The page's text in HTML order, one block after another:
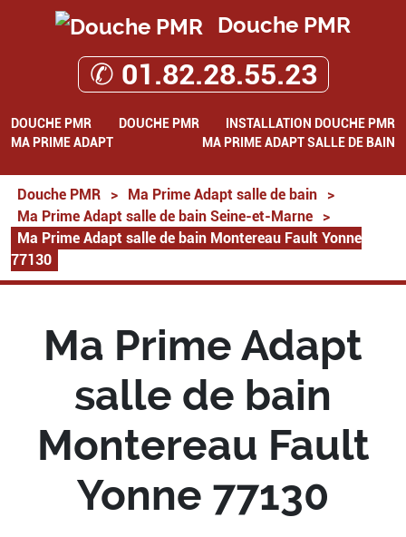
Douche PMR
✆ 01.82.28.55.23
DOUCHE PMR DOUCHE PMR
INSTALLATION DOUCHE PMR
MA PRIME ADAPT
MA PRIME ADAPT SALLE DE BAIN
Douche PMR > Ma Prime Adapt salle de bain
>
Ma Prime Adapt salle de bain Seine-et-Marne
>
Ma Prime Adapt salle de bain Montereau Fault Yonne
77130
Ma Prime Adapt
salle de bain
Montereau Fault
Yonne 77130